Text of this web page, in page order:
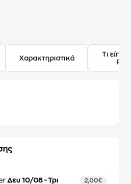
Χαρακτηριστικά
Τι
Δευ 10/08 - Τρι
2,00€